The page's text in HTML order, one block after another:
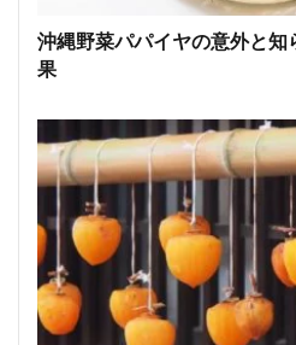
沖縄野菜パパイヤの意外と知
果